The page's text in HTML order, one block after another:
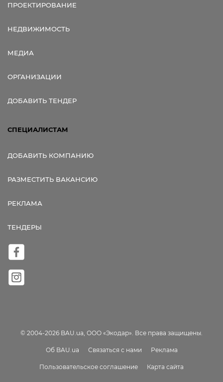
ПРОЕКТИРОВАНИЕ
НЕДВИЖИМОСТЬ
МЕДИА
ОРГАНИЗАЦИИ
ДОБАВИТЬ ТЕНДЕР
СПЕЦИАЛИСТАМ
ДОБАВИТЬ КОМПАНИЮ
РАЗМЕСТИТЬ ВАКАНСИЮ
РЕКЛАМА
ТЕНДЕРЫ
© 2004-2026 BAU.ua, ООО «Экодар». Все права защищены.
Об BAU.ua Связаться с нами Реклама
Пользовательское соглашение Карта сайта